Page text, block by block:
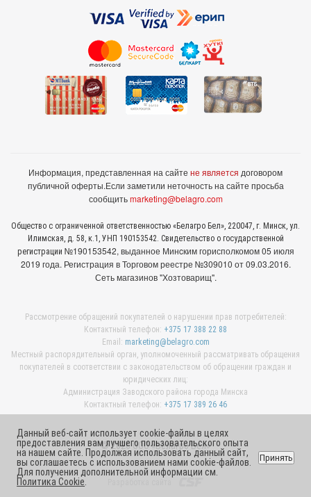
Информация, представленная на сайте не является договором
публичной оферты.Если заметили неточность на сайте просьба
сообщитьmarketing@belagro.com
Общество с ограниченной ответственностью «Белагро Бел», 220047, г. Минск, ул.
Илимская, д. 58, к.1, УНП 190153542. Свидетельство о государственной
регистрации №190153542, выданное Минcким горисполкомом 05 июля
2019 года. Регистрация в Торговом реестре №309010 от 09.03.2016.
Сеть магазинов "Хозтоварищ".
Рассмотрение обращений покупателей о нарушении прав потребителей:
Контактный телефон: +375 17 388 22 88
Email: marketing@belagro.com
Местный распорядительный орган, уполномоченный рассматривать обращения
покупателей в соответствии с законодательством об обращении граждан и
юридических лиц:
Администрация Заводского района города Минска
Контактный телефон: +375 17 389 26 46
© 2026 ООО «Белагро Бел»
Данный веб-сайт использует cookie-файлы в целях
предоставления вам лучшего пользовательского опыта
на нашем сайте. Продолжая использовать данный сайт,
вы соглашаетесь с использованием нами cookie-файлов.
Для получения дополнительной информации см.
Политика Cookie
Принять